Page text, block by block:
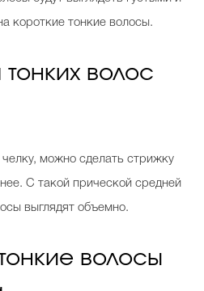
короткие тонкие волосы.
волос
челку, можно сделать стрижку
С такой прической средней
выглядят объемно.
волосы